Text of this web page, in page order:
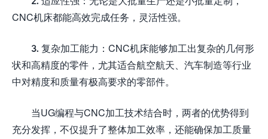
CNC机床都能高效完成任务，灵活性强。
3. 复杂加工能力：CNC机床能够加工出复杂的几何形
状和高精度的零件，尤其适合航空航天、汽车制造等行业
中对精度和质量有极高要求的零部件。
当UG编程与CNC加工技术结合时，两者的优势得到
充分发挥，不仅提升了整体加工效率，还能确保加工质量